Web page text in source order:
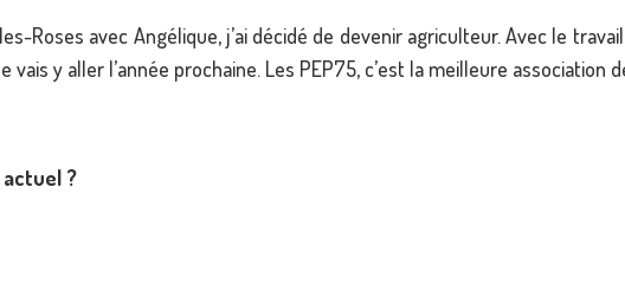
Roses avec Angélique, j’ai décidé de devenir agriculteur. Avec le
y aller l’année prochaine. Les PEP75, c’est la meilleure association
?